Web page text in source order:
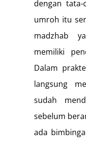
dengan
umroh itu
madzhab
memiliki
Dalam
langsung
sudah
sebelum
ada